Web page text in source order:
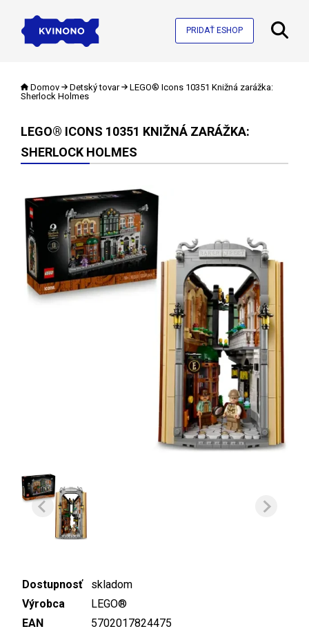
PRIDAŤ ESHOP
Domov Detský tovar
LEGO® Icons 10351 Knižná zarážka:
Sherlock Holmes
LEGO® ICONS 10351 KNIŽNÁ ZARÁŽKA:
SHERLOCK HOLMES
Dostupnosť
skladom
Výrobca
LEGO®
EAN
5702017824475